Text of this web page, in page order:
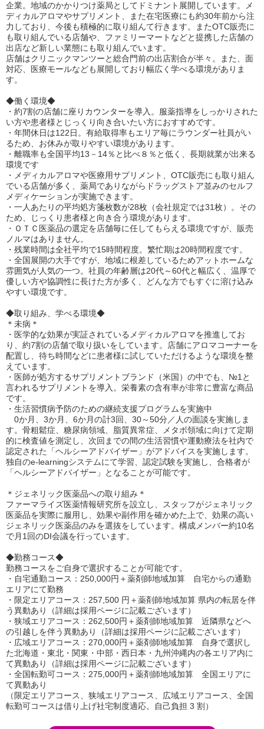
企業。地域のかかりつけ薬局としてドミナント展開しています。メ
ディカルアロマやサプリメント、また在宅医療にも約30年前から注
力しており、今後も積極的に取り組んて行きます。またOTC販売に
も取り組んでいる店舗や、ファミリーマートなどと提携した店舗の
出店など新しい業態にも取り組んでいます。
店舗はクリニックマンツーと総合門前の出店割合が半々。また、面
対応、医療モールなども展開しており幅広く学べる環境がありま
す。
◆働く環境◆
・約7割の店舗に座りカウンターを導入。服薬指導をしっかりされた
い方や患者様とじっくり向き合いたい方におすすめです。
・年間休日は122日。有給取得率もエリア毎にラウンダー社員がい
るため、お休みが取りやすい環境があります。
・離職率も全国平均13－14％と比べ８％と低く、長期就業が出来る
環境です
・メディカルアロマや医療用サプリメント、OTC販売にも取り組ん
でいる店舗が多く、薬局でありながらドラッグストア並みのセルフ
メディケーションが実施できます。
・一人あたりの平均処方箋枚数が28枚（会社規定では31枚）。その
ため、じっくり患者様と向き合う環境があります。
・ＯＴＣ医薬品の選定を店舗毎に任してもらえる環境ですが、販売
ノルマはありません。
・残業時間は全社平均で15時間程度。繁忙期は20時間程度です。
・全国展開の大手ですが、地域に根差しているためアットホームな
雰囲気が人気の一つ。社員の年齢層は20代～60代と幅広く、温厚で
優しい方や協調性に長けた方が多く、どんな方でもすぐに溶け込み
やすい環境です。
◆取り組み、学べる環境◆
＊未病＊
・医学的な効果が実証されているメディカルアロマを推進してお
り、約7割の店舗で取り扱いをしています。店舗にアロマコーナーを
配置し、待ち時間などに患者様に試していただけるような環境を整
えています。
・医師が処方するサプリメントブランド（米国）の中でも、№1と
言われるサプリメントを導入。栄養素の含有率が非常に豊富な商品
です。
・生活習慣病予防のための継続支援プログラムを実施中
0か月、3か月、6か月の計3回、30～50分／人の面談を実施しま
す。骨粗鬆症、糖尿病領域、脂質異常症、メタボ領域に向けて定期
的に検査値を測定し、次回までの間の生活習慣や運動療法を社内で
認定された「ヘルシーアドバイザー」がアドバイスを実施します。
独自のe-learningシステムにて学習、認定試験を実施し、合格者が
「ヘルシーアドバイザー」となることが可能です。
＊ジェネリック医薬品への取り組み＊
ファーマライズ医薬情報研究所を設立し、スタッフがジェネリック
医薬品を実際に服用し、効果や副作用を確かめた上で、効果の高い
ジェネリック医薬品のみを選抜をしています。構成メンバー約10名
で月1回のDI会議を行っています。
◆勤務コース◆
勤務コースをご自身で選択することが可能です。
・自宅通勤コース：250,000円＋薬剤師地域加算 自宅からの通勤
エリアにて勤務
・限定エリアコース：257,500 円＋薬剤師地域加算 県内の転居を伴
う異動あり（詳細は採用ページに記載ございます）
・狭域エリアコース：262,500円＋薬剤師地域加算 近隣県などへ
の引越しを伴う異動あり（詳細は採用ページに記載ございます）
・広域エリアコース：270,000円＋薬剤師地域加算 自身で選択し
た北海道・東北・関東・中部・西日本・九州沖縄内の各エリア内に
て異動あり（詳細は採用ページに記載ございます）
・全国転勤可コース：275,000円＋薬剤師地域加算 全国エリアに
て異動あり
（限定エリアコース、狭域エリアコース、広域エリアコース、全国
転勤可コースは借り上げ社宅制度適応。自己負担 3 割）